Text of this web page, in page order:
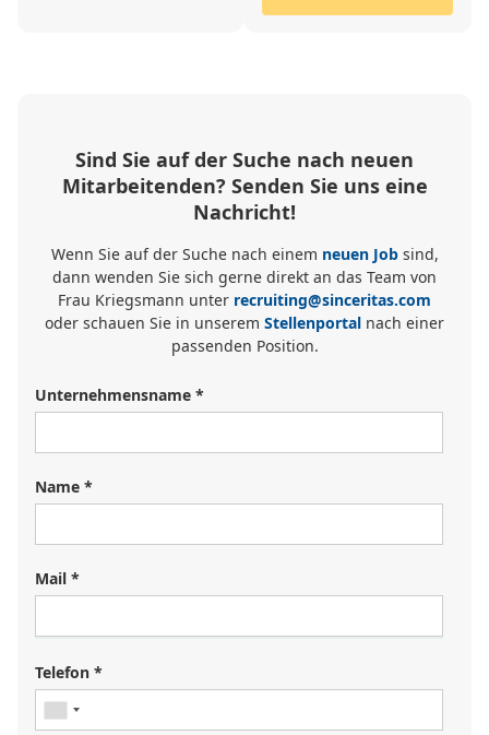
Sind Sie auf der Suche nach neuen
Mitarbeitenden? Senden Sie uns eine
Nachricht!
Wenn Sie auf der Suche nach einem neuen Jobsind,
dann wenden Sie sich gerne direkt an das Team von
Frau Kriegsmann unter recruiting@sinceritas.com
oder schauen Sie in unserem Stellenportal nach einer
passenden Position.
Unternehmensname *
Name *
Mail *
Registrieren Sie sich in unserem
unsere Personalverantwortlichen werden Sie kontaktieren
Telefon *